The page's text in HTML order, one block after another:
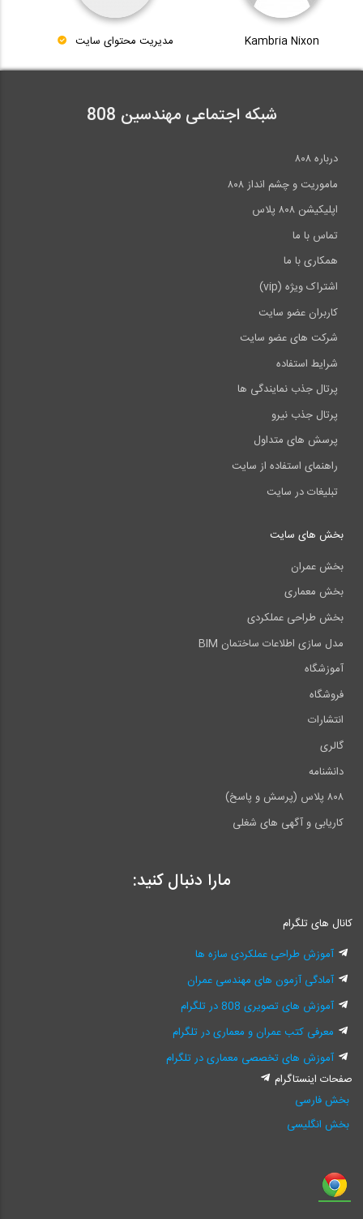
Kambria Nixon مدیریت محتوای سایت
شبکه اجتماعی مهندسین 808
درباره ۸۰۸
ماموریت و چشم انداز ۸۰۸
اپلیکیشن ۸۰۸ پلاس
تماس با ما
همکاری با ما
اشتراک ویژه (vip)
کاربران عضو سایت
شرکت های عضو سایت
شرایط استفاده
پرتال جذب نمایندگی ها
پرتال جذب نیرو
پرسش های متداول
راهنمای استفاده از سایت
تبلیغات در سایت
بخش های سایت
بخش عمران
بخش معماری
بخش طراحی عملکردی
مدل سازی اطلاعات ساختمان BIM
آموزشگاه
فروشگاه
انتشارات
گالری
دانشنامه
۸۰۸ پلاس (پرسش و پاسخ)
کاریابی و آگهی های شغلی
مارا دنبال کنید:
کانال های تلگرام
آموزش طراحی عملکردی سازه ها
آمادگی آزمون های مهندسی عمران
آموزش های تصویری 808 در تلگرام
معرفی کتب عمران و معماری در تلگرام
آموزش های تخصصی معماری در تلگرام
صفحات اینستاگرام
بخش فارسی
بخش انگلیسی